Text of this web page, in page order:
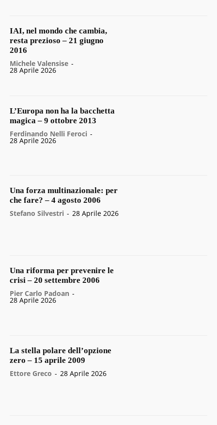
IAI, nel mondo che cambia,
resta prezioso – 21 giugno
2016
Michele Valensise -
28 Aprile 2026
L’Europa non ha la bacchetta
magica – 9 ottobre 2013
Ferdinando Nelli Feroci -
28 Aprile 2026
Una forza multinazionale: per
che fare? – 4 agosto 2006
Stefano Silvestri - 28 Aprile 2026
Una riforma per prevenire le
crisi – 20 settembre 2006
Pier Carlo Padoan -
28 Aprile 2026
La stella polare dell’opzione
zero – 15 aprile 2009
Ettore Greco - 28 Aprile 2026